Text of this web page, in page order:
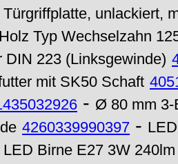
Türgriffplatte, unlackiert,
Typ Wechselzahn
DIN 223 (Linksgewinde)
mit SK50 Schaft
- Ø 80 mm 3-
4260339990397 -
LED Birne E27 3W